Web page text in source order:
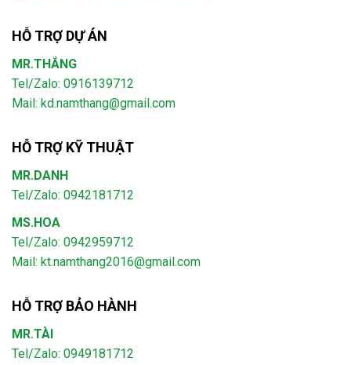
HỖ TRỢ DỰ ÁN
MR.THẮNG
Tel/Zalo: 0916139712
Mail: kd.namthang@gmail.com
HỖ TRỢ KỸ THUẬT
MR.DANH
Tel/Zalo: 0942181712
MS.HOA
Tel/Zalo: 0942959712
Mail: kt.namthang2016@gmail.com
HỖ TRỢ BẢO HÀNH
MR.TÀI
Tel/Zalo: 0949181712